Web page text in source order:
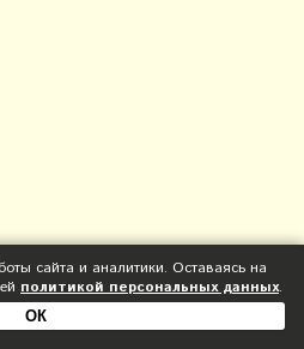
сайта и аналитики. Оставаясь на
политикой персональных данных.
ОК